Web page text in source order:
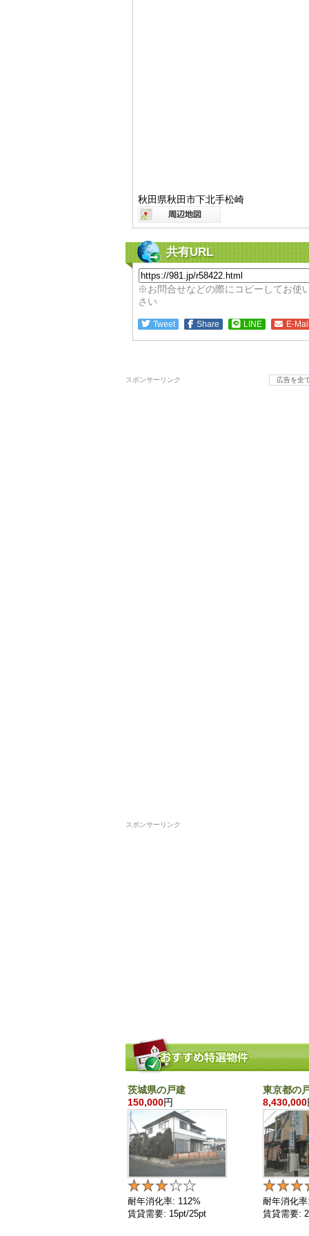
秋田県秋田市下北手松崎
共有URL
※お問合せなどの際にコピーしてお使
さい
Tweet Share LINE E-
スポンサーリンク 広告を全
スポンサーリンク
茨城県の戸建
150,000円
耐年消化率: 112%
賃貸需要: 15pt/25pt
東京都の
8,430,000
耐年消化
賃貸需要: